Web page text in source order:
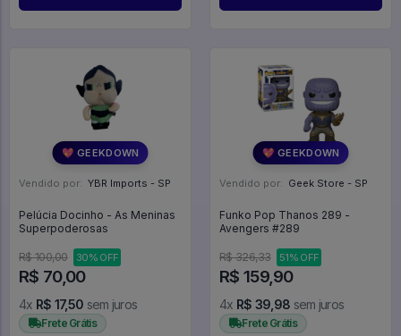
💖 GEEKDOWN
Vendido por: YBR Imports - SP
Pelúcia Docinho - As Meninas
Superpoderosas
R$ 100,00 30% OFF
R$ 70,00
4x R$ 17,50 sem juros
Frete Grátis
💖 GEEKDOWN
Vendido por: Geek Store - SP
Funko Pop Thanos 289 -
Avengers #289
R$ 326,33 51% OFF
R$ 159,90
4x R$ 39,98 sem juros
Frete Grátis